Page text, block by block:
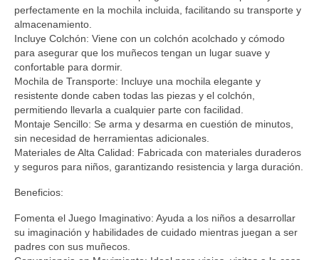
perfectamente en la mochila incluida, facilitando su transporte y
almacenamiento.
Incluye Colchón: Viene con un colchón acolchado y cómodo
para asegurar que los muñecos tengan un lugar suave y
confortable para dormir.
Mochila de Transporte: Incluye una mochila elegante y
resistente donde caben todas las piezas y el colchón,
permitiendo llevarla a cualquier parte con facilidad.
Montaje Sencillo: Se arma y desarma en cuestión de minutos,
sin necesidad de herramientas adicionales.
Materiales de Alta Calidad: Fabricada con materiales duraderos
y seguros para niños, garantizando resistencia y larga duración.
Beneficios:
Fomenta el Juego Imaginativo: Ayuda a los niños a desarrollar
su imaginación y habilidades de cuidado mientras juegan a ser
padres con sus muñecos.